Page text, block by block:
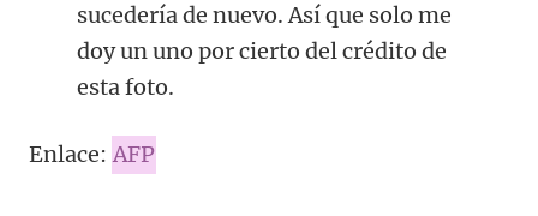
sucedería de nuevo. Así que solo me
doy un uno por cierto del crédito de
esta foto.
Enlace: AFP